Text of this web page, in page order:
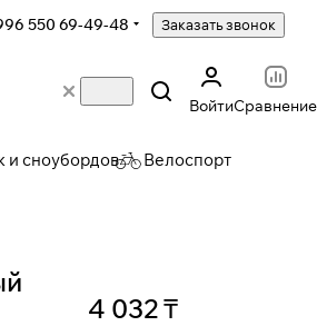
550 69-49-48 Заказать звонок
ВойтиСравнение
и сноубордов Велоспорт
4 032 ₸